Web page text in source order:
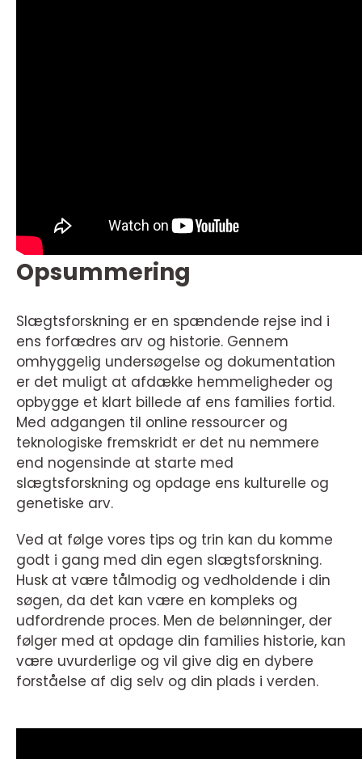
Opsummering
Slægtsforskning er en spændende rejse ind i
ens forfædres arv og historie. Gennem
omhyggelig undersøgelse og dokumentation
er det muligt at afdække hemmeligheder og
opbygge et klart billede af ens families fortid.
Med adgangen til online ressourcer og
teknologiske fremskridt er det nu nemmere
end nogensinde at starte med
slægtsforskning og opdage ens kulturelle og
genetiske arv.
Ved at følge vores tips og trin kan du komme
godt i gang med din egen slægtsforskning.
Husk at være tålmodig og vedholdende i din
søgen, da det kan være en kompleks og
udfordrende proces. Men de belønninger, der
følger med at opdage din families historie, kan
være uvurderlige og vil give dig en dybere
forståelse af dig selv og din plads i verden.